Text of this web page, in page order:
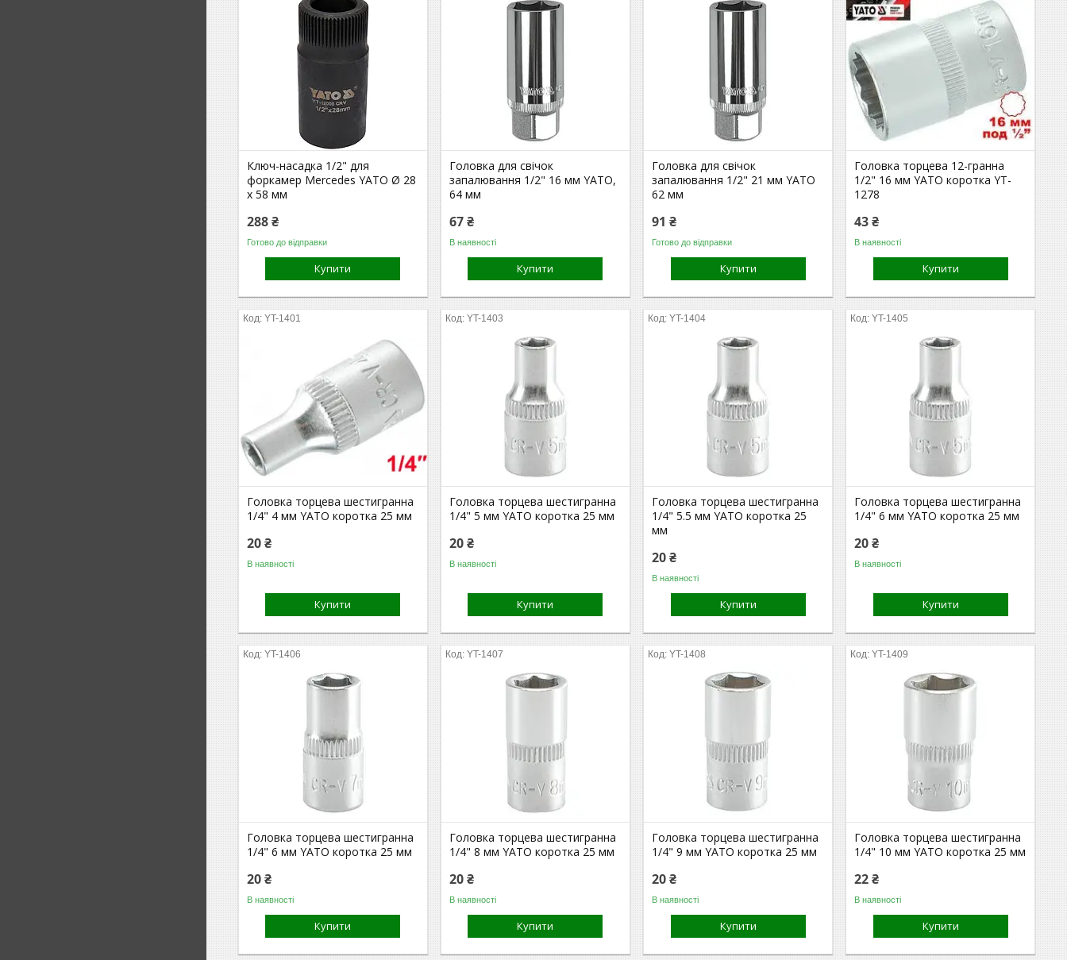
Ключ-насадка 1/2" для
форкамер Mercedes YATO Ø 28
х 58 мм
288 ₴
Готово до відправки
Купити
Головка для свічок
запалювання 1/2" 16 мм YATO,
64 мм
67 ₴
В наявності
Купити
Головка для свічок
запалювання 1/2" 21 мм YATO
62 мм
91 ₴
Готово до відправки
Купити
Головка торцева 12-гранна
1/2" 16 мм YATO коротка YT-
1278
43 ₴
В наявності
Купити
YT-1401
Головка торцева шестигранна
1/4" 4 мм YATO коротка 25 мм
20 ₴
В наявності
Купити
YT-1403
Головка торцева шестигранна
1/4" 5 мм YATO коротка 25 мм
20 ₴
В наявності
Купити
YT-1404
Головка торцева шестигранна
1/4" 5.5 мм YATO коротка 25
мм
20 ₴
В наявності
Купити
YT-1405
Головка торцева шестигранна
1/4" 6 мм YATO коротка 25 мм
20 ₴
В наявності
Купити
YT-1406
Головка торцева шестигранна
1/4" 6 мм YATO коротка 25 мм
20 ₴
В наявності
Купити
YT-1407
Головка торцева шестигранна
1/4" 8 мм YATO коротка 25 мм
20 ₴
В наявності
Купити
YT-1408
Головка торцева шестигранна
1/4" 9 мм YATO коротка 25 мм
20 ₴
В наявності
Купити
YT-1409
Головка торцева шестигранна
1/4" 10 мм YATO коротка 25 мм
22 ₴
В наявності
Купити